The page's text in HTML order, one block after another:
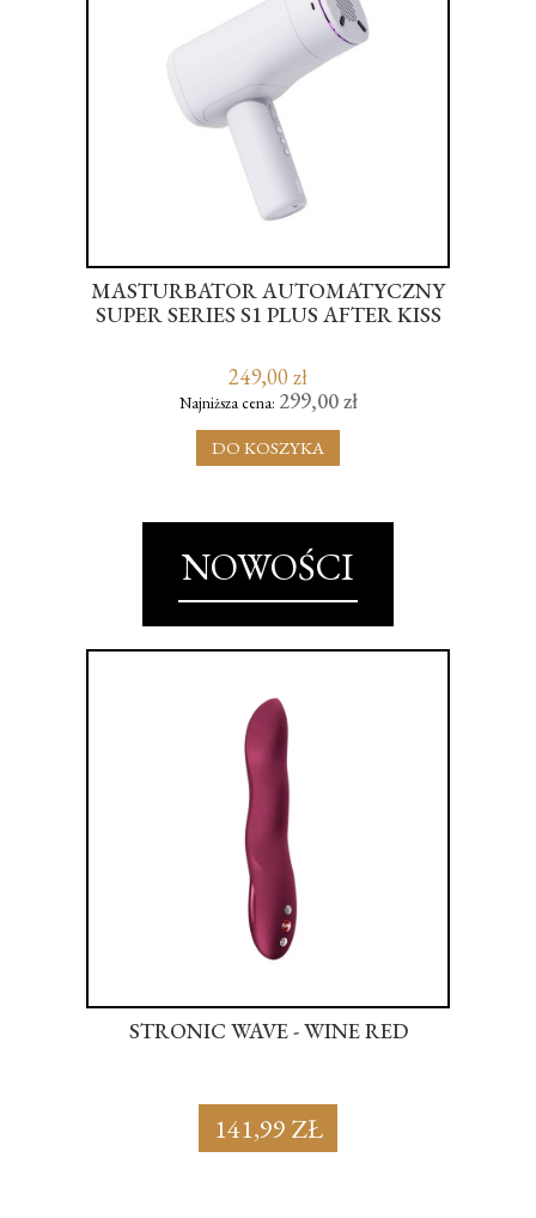
MASTURBATOR AUTOMATYCZNY
SUPER SERIES S1 PLUS AFTER KISS
249,00 zł
Najniższa cena: 299,00 zł
DO KOSZYKA
NOWOŚCI
STRONIC WAVE - WINE RED
141,99 ZŁ